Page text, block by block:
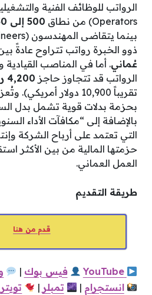
Operators) من نطاق
500 إلى 850 ريال عُماني
ذوو الخبرة رواتب تتراوح عادةً
عُماني. أما في المناصب القيادية
الرواتب قد تتجاوز حاجز 4,200 ريال عُماني
تقريباً 10,900 دولار
بحزمة بدلات قوية تشمل بدل
التي تعتمد على أرباح الشركة
حزمتها المالية من بين الأكثر
العمل العماني.
طريقة التقديم
قدم من هنا
YouTube فيس بوك |
انستجرام | تمبلر | تويتر